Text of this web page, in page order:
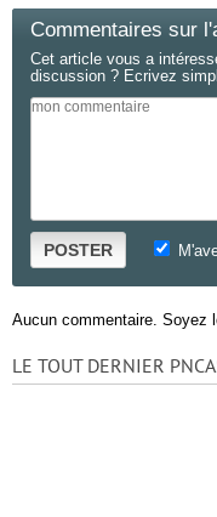
Commentaires sur
Cet article vous a
discussion ? Ecrivez
POSTER
Aucun commentaire. Soyez
LE TOUT DERNIER